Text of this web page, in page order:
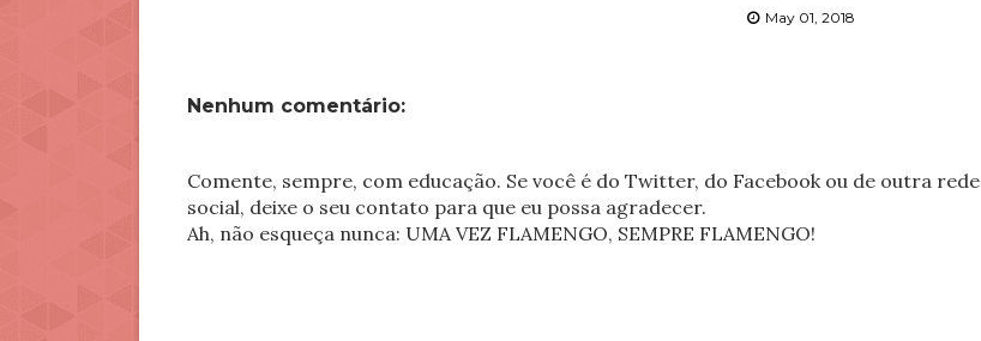
May 01, 2018
Nenhum comentário:
Comente, sempre, com educação. Se você é do Twitter, do Facebook ou de outra rede
social, deixe o seu contato para que eu possa agradecer.
Ah, não esqueça nunca: UMA VEZ FLAMENGO, SEMPRE FLAMENGO!